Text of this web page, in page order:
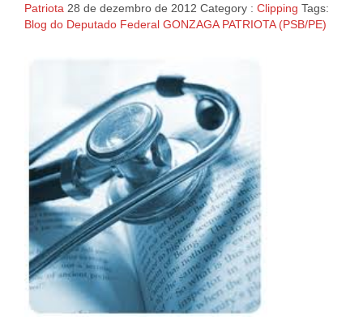
Patriota 28 de dezembro de 2012 Category : Clipping Tags:
Blog do Deputado Federal GONZAGA PATRIOTA (PSB/PE)